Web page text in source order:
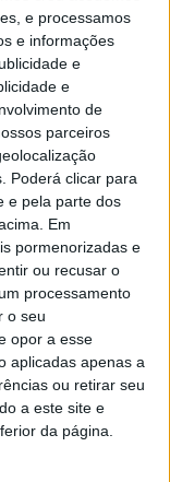
e processamos
e informações
e
e
de
parceiros
Poderá clicar para
e pela parte dos
Em
pormenorizadas e
ou recusar o
processamento
o seu
opor a esse
aplicadas apenas a
ou retirar seu
a este site e
da página.
850 e já soma
destacam-se
o
Elite
reservadas para
No que
deixará de